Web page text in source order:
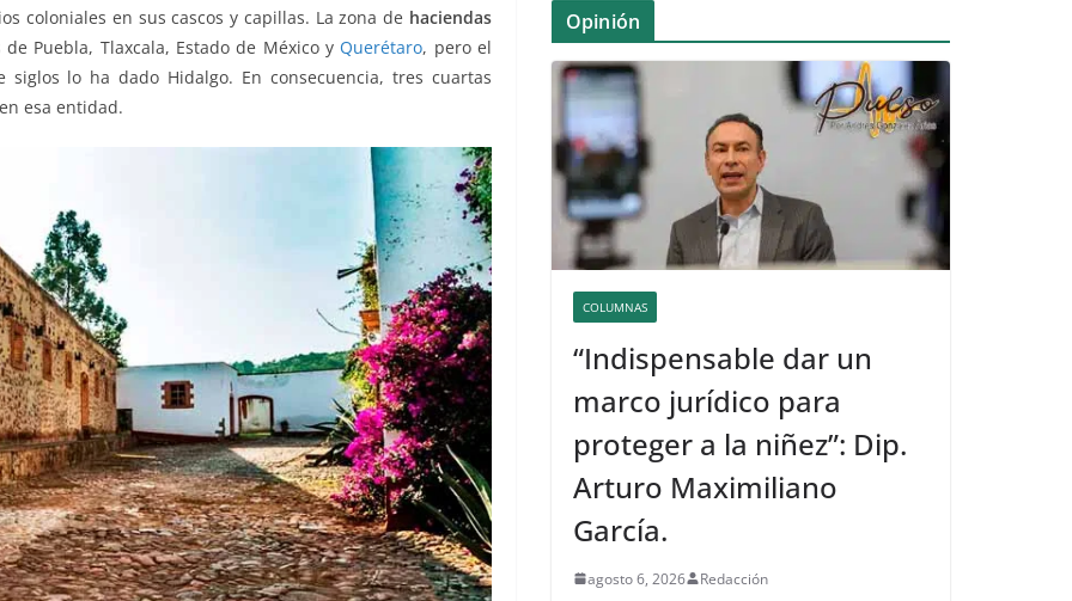
coloniales en sus cascos y capillas. La zona de haciendas
Puebla, Tlaxcala, Estado de México y Querétaro, pero el
lo ha dado Hidalgo. En consecuencia, tres cuartas
esa entidad.
Opinión
COLUMNAS
“Indispensable dar un
marco jurídico para
proteger a la niñez”: Dip.
Arturo Maximiliano
García.
agosto 6, 2026 Redacción